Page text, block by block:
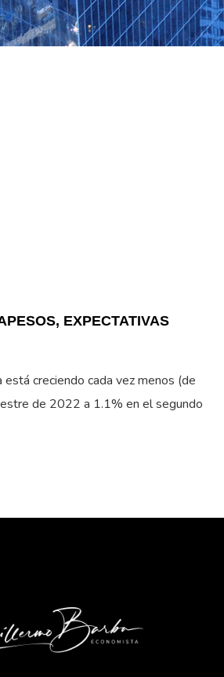
EXPECTATIVAS
está creciendo cada vez menos (de
de 2022 a 1.1% en el segundo